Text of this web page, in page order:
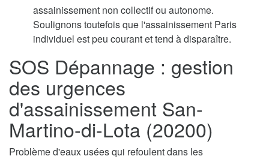
assainissement non collectif ou autonome.
Soulignons toutefois que l'assainissement Paris
individuel est peu courant et tend à disparaître.
SOS Dépannage : gestion
des urgences
d'assainissement San-
Martino-di-Lota (20200)
Problème d'eaux usées qui refoulent dans les